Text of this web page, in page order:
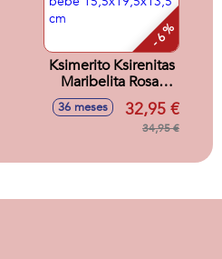
- 6 %
Ksimerito Ksirenitas
Maribelita Rosa.
Adopta a tu bebe
15,5x19,5x13,5 cm
36 meses 32,95 €
34,95 €